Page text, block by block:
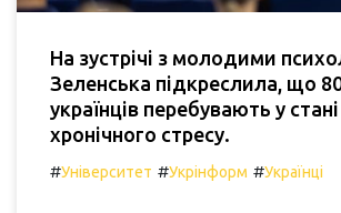
На зустрічі з молодими
Зеленська підкреслила, що
українців перебувають у стані
хронічного стресу.
#Університет #Укрінформ #Українці